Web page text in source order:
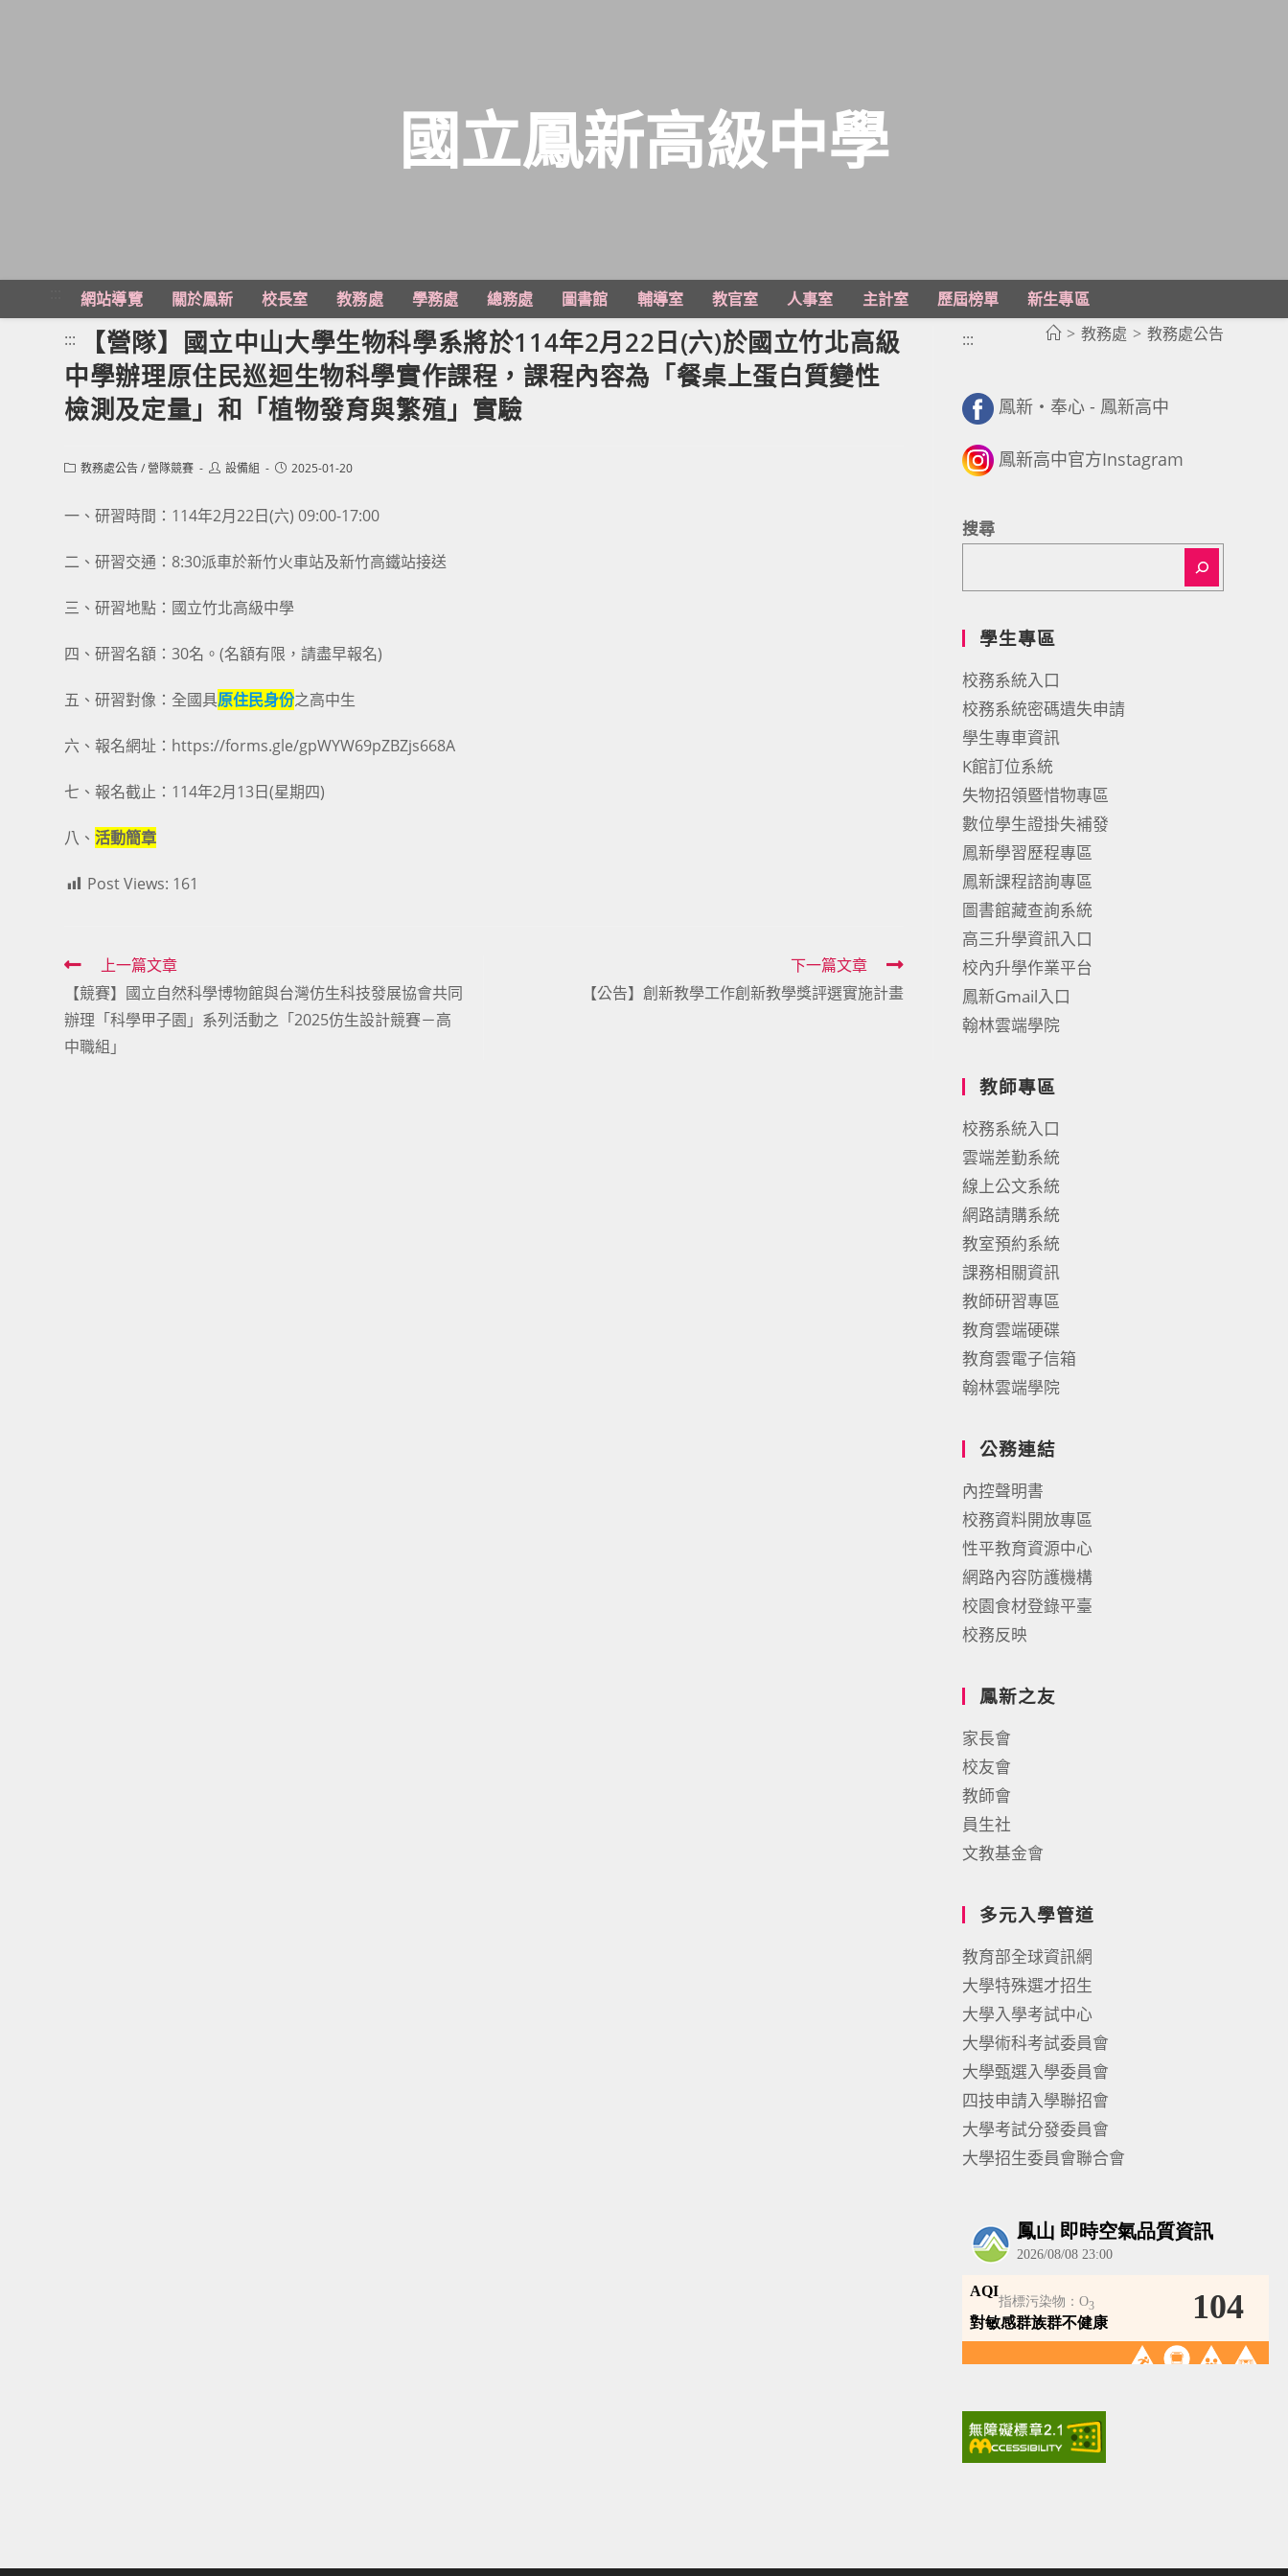
主
國立鳳新高級中學
網站導覽 關於鳳新 校長室 教務處 學務處 總務處 圖書館 輔導室 教官室 人事室 主計室 歷屆榜單
新生專區
> 教務處 > 教務處公告
:::
【營隊】國立中山大學生物科學系將於114年2月22日(六)於國立竹北高級
中學辦理原住民巡迴生物科學實作課程，課程內容為「餐桌上蛋白質變性
檢測及定量」和「植物發育與繁殖」實驗
Post教務處公告/營隊競賽
Post設備組
Post2025-01-20
一、研習時間：114年2月22日(六) 09:00-17:00
二、研習交通：8:30派車於新竹火車站及新竹高鐵站接送
三、研習地點：國立竹北高級中學
四、研習名額：30名。(名額有限，請盡早報名)
五、研習對像：全國具原住民身份之高中生
六、報名網址：https://forms.gle/gpWYW69pZBZjs668A
七、報名截止：114年2月13日(星期四)
八、活動簡章
Post Views: 161
Read
more
articles
上一篇文章
【競賽】國立自然科學博物館與台灣仿生科技發展協會共同
辦理「科學甲子園」系列活動之「2025仿生設計競賽－高
中職組」
下一篇文章
【公告】創新教學工作創新教學獎評選實施計畫
:::
鳳新・奉心 - 鳳新高中
鳳新高中官方Instagram
搜尋
學生專區
校務系統入口
校務系統密碼遺失申請
學生專車資訊
K館訂位系統
失物招領暨惜物專區
數位學生證掛失補發
鳳新學習歷程專區
鳳新課程諮詢專區
圖書館藏查詢系統
高三升學資訊入口
校內升學作業平台
鳳新Gmail入口
翰林雲端學院
教師專區
校務系統入口
雲端差勤系統
線上公文系統
網路請購系統
教室預約系統
課務相關資訊
教師研習專區
教育雲端硬碟
教育雲電子信箱
翰林雲端學院
公務連結
內控聲明書
校務資料開放專區
性平教育資源中心
網路內容防護機構
校園食材登錄平臺
校務反映
鳳新之友
家長會
校友會
教師會
員生社
文教基金會
多元入學管道
教育部全球資訊網
大學特殊選才招生
大學入學考試中心
大學術科考試委員會
大學甄選入學委員會
四技申請入學聯招會
大學考試分發委員會
大學招生委員會聯合會